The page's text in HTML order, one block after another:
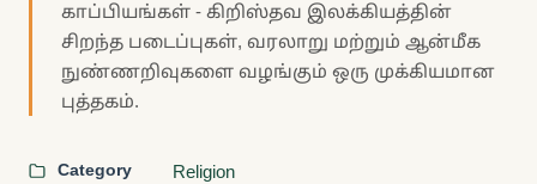
காப்பியங்கள் - கிறிஸ்தவ இலக்கியத்தின்
சிறந்த படைப்புகள், வரலாறு மற்றும் ஆன்மீக
நுண்ணறிவுகளை வழங்கும் ஒரு முக்கியமான
புத்தகம்.
Category Religion